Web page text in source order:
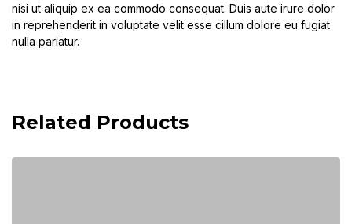
nisi ut aliquip ex ea commodo consequat. Duis aute irure dolor
in reprehenderit in voluptate velit esse cillum dolore eu fugiat
nulla pariatur.
Related Products